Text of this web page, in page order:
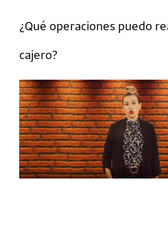
¿Qué operaciones puedo
cajero?